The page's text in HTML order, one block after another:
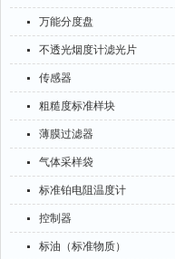
万能分度盘
不透光烟度计滤光片
传感器
粗糙度标准样块
薄膜过滤器
气体采样袋
标准铂电阻温度计
控制器
标油（标准物质）